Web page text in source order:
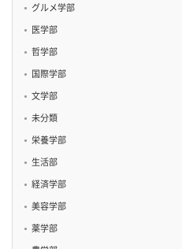
グルメ学部
医学部
哲学部
国際学部
文学部
未分類
栄養学部
生活部
経済学部
美容学部
薬学部